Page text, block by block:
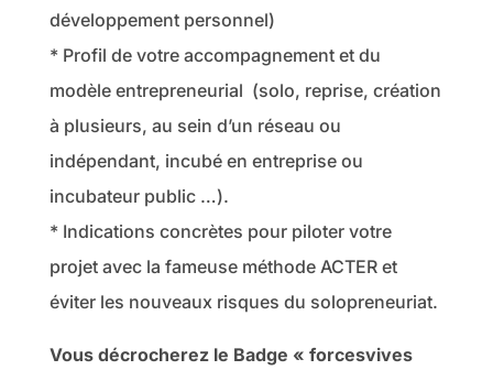
développement personnel)
* Profil de votre accompagnement et du
modèle entrepreneurial (solo, reprise, création
à plusieurs, au sein d’un réseau ou
indépendant, incubé en entreprise ou
incubateur public …).
* Indications concrètes pour piloter votre
projet avec la fameuse méthode ACTER et
éviter les nouveaux risques du solopreneuriat.
Vous décrocherez le Badge « forcesvives